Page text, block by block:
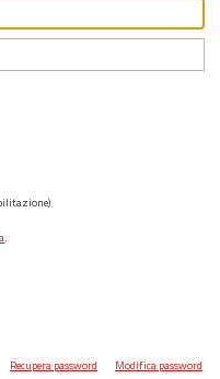
.
Recupera password Modifica password